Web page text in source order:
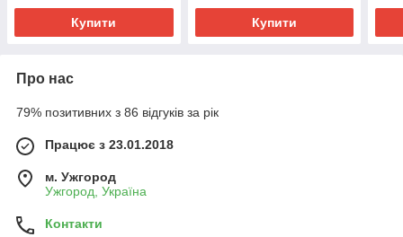
Купити Купити
Про нас
79% позитивних з 86 відгуків за рік
Працює з 23.01.2018
м. Ужгород
Ужгород, Україна
Контакти